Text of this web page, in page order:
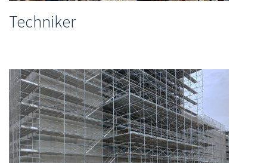
Techniker